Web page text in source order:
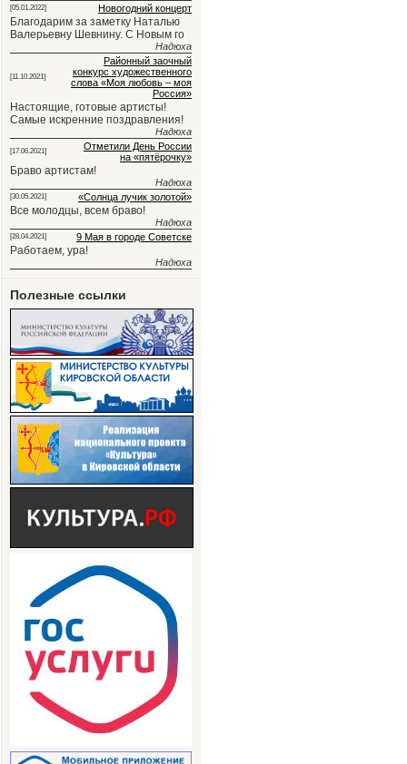
[05.01.2022] Новогодний концерт
Благодарим за заметку Наталью
Валерьевну Шевнину. С Новым го
Надюха
[11.10.2021]
Районный заочный
конкурс художественного
слова «Моя любовь – моя
Россия»
Настоящие, готовые артисты!
Самые искренние поздравления!
Надюха
[17.06.2021]
Отметили День России
на «пятёрочку»
Браво артистам!
Надюха
[30.05.2021] «Солнца лучик золотой»
Все молодцы, всем браво!
Надюха
[28.04.2021] 9 Мая в городе Советске
Работаем, ура!
Надюха
Полезные ссылки